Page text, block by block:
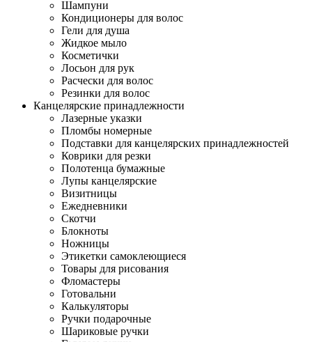
Шампуни
Кондиционеры для волос
Гели для душа
Жидкое мыло
Косметички
Лосьон для рук
Расчески для волос
Резинки для волос
Канцелярские принадлежности
Лазерные указки
Пломбы номерные
Подставки для канцелярских принадлежностей
Коврики для резки
Полотенца бумажные
Лупы канцелярские
Визитницы
Ежедневники
Скотчи
Блокноты
Ножницы
Этикетки самоклеющиеся
Товары для рисования
Фломастеры
Готовальни
Калькуляторы
Ручки подарочные
Шариковые ручки